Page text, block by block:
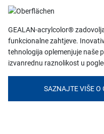
GEALAN-acrylcolor®
funkcionalne zahtjeve.
tehnologija oplemenjuje naše
izvanrednu raznolikost u
SAZNAJTE VIŠE